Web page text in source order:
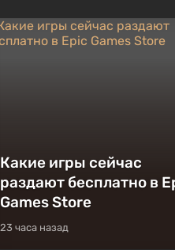
Какие игры сейчас
раздают бесплатно в
Games Store
23 часа назад